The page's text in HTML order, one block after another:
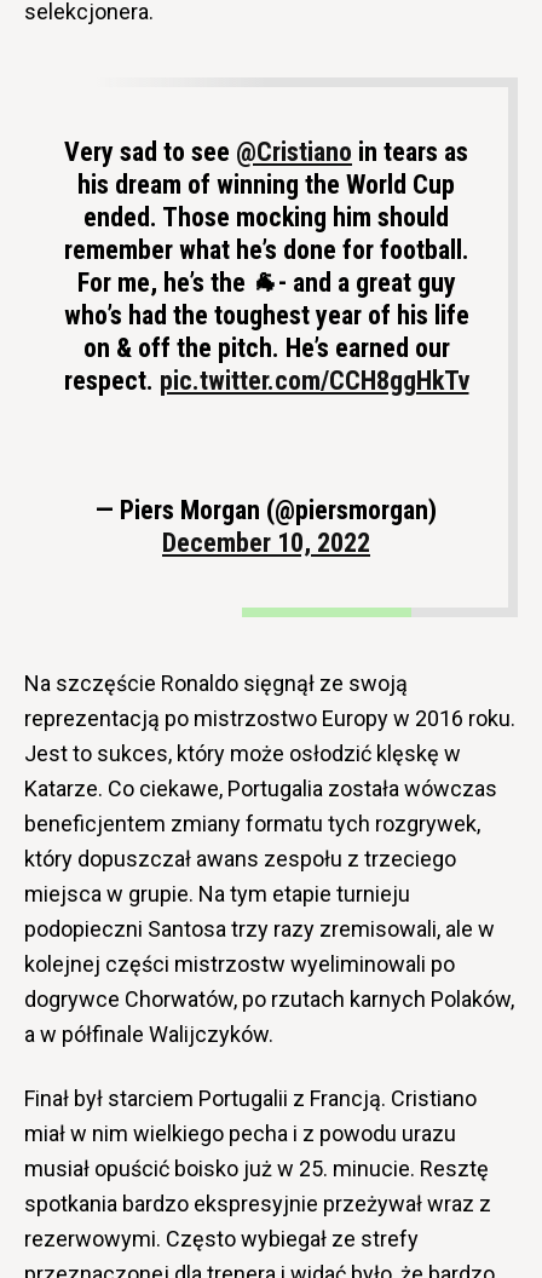
selekcjonera.
Very sad to see ⁦⁦ @Cristiano ⁩ in tears as
his dream of winning the World Cup
ended. Those mocking him should
remember what he’s done for football.
For me, he’s the 🐐- and a great guy
who’s had the toughest year of his life
on & off the pitch. He’s earned our
respect. pic.twitter.com/CCH8ggHkTv
— Piers Morgan (@piersmorgan)
December 10, 2022
Na szczęście Ronaldo sięgnął ze swoją
reprezentacją po mistrzostwo Europy w 2016 roku.
Jest to sukces, który może osłodzić klęskę w
Katarze. Co ciekawe, Portugalia została wówczas
beneficjentem zmiany formatu tych rozgrywek,
który dopuszczał awans zespołu z trzeciego
miejsca w grupie. Na tym etapie turnieju
podopieczni Santosa trzy razy zremisowali, ale w
kolejnej części mistrzostw wyeliminowali po
dogrywce Chorwatów, po rzutach karnych Polaków,
a w półfinale Walijczyków.
Finał był starciem Portugalii z Francją. Cristiano
miał w nim wielkiego pecha i z powodu urazu
musiał opuścić boisko już w 25. minucie. Resztę
spotkania bardzo ekspresyjnie przeżywał wraz z
rezerwowymi. Często wybiegał ze strefy